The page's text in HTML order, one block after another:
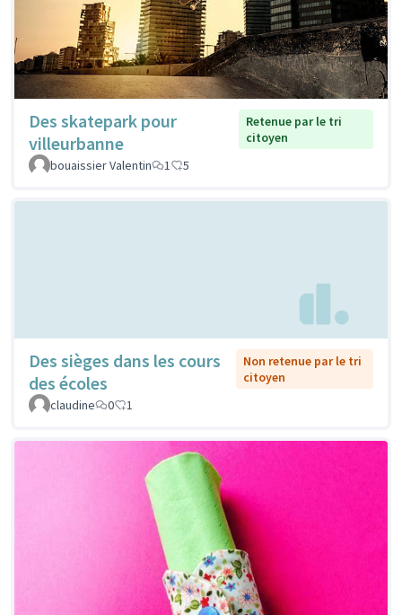
Des skatepark pour
villeurbanne
Retenue par le tri
citoyen
bouaissier Valentin
1 5
Des sièges dans les cours
des écoles
Non retenue par le tri
citoyen
claudine
0 1